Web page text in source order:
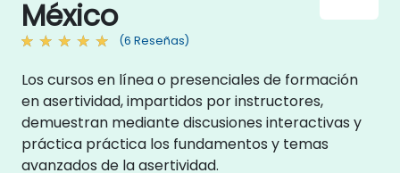
México
(6 Reseñas)
Los cursos en línea o presenciales de formación
en asertividad, impartidos por instructores,
demuestran mediante discusiones interactivas y
práctica práctica los fundamentos y temas
avanzados de la asertividad.